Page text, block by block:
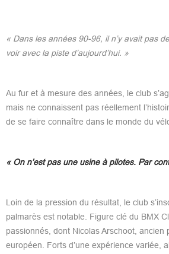
« Dans les années 90-96, il n’y avait pas
voir avec la piste d’aujourd’hui. »
Au fur et à mesure des années, le club
mais ne connaissent pas réellement
de se faire connaître dans le monde du
« On n’est pas une usine à pilotes. Par
Loin de la pression du résultat, le club
palmarès est notable. Figure clé du BMX
passionnés, dont Nicolas Arschoot,
européen. Forts d’une expérience variée,